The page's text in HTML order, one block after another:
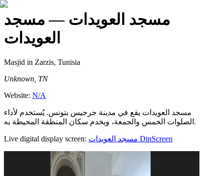
مسجد العويدات — مسجد
العويدات
Masjid in Zarzis, Tunisia
Unknown, TN
Website: N/A
مسجد العويدات يقع في مدينة جرجيس بتونس. يُستخدم لأداء
الصلوات الخمس والجمعة، ويخدم سكان المنطقة المحيطة به.
Live digital display screen: مسجد العويدات DinScreen